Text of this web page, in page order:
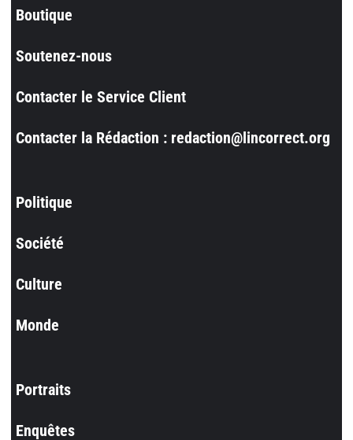
Boutique
Soutenez-nous
Contacter le Service Client
Contacter la Rédaction : redaction@lincorrect.org
Politique
Société
Culture
Monde
Portraits
Enquêtes